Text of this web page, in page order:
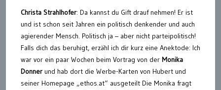
Christa Strahlhofer: Da kannst du Gift drauf nehmen! Er ist
und ist schon seit Jahren ein politisch denkender und auch
agierender Mensch. Politisch ja – aber nicht parteipolitisch!
Falls dich das beruhigt, erzähl ich dir kurz eine Anektode: Ich
war vor ein paar Wochen beim Vortrag von der Monika
Donner und hab dort die Werbe-Karten von Hubert und
seiner Homepage „ethos.at“ ausgeteilt Die Monika fragt